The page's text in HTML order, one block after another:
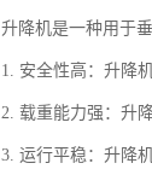
升降机是一种用于
1. 安全性高：升降
2. 载重能力强：升
3. 运行平稳：升降